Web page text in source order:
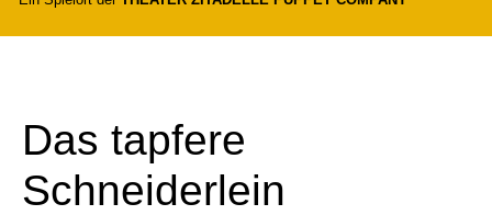
Das tapfere
Schneiderlein